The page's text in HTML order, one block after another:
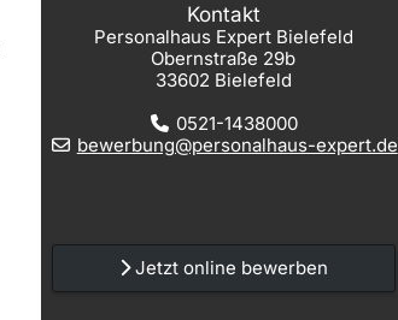
Kontakt
Personalhaus Expert Bielefeld
Obernstraße 29b
33602 Bielefeld
0521-1438000
bewerbung@personalhaus-expert.de
Jetzt online bewerben